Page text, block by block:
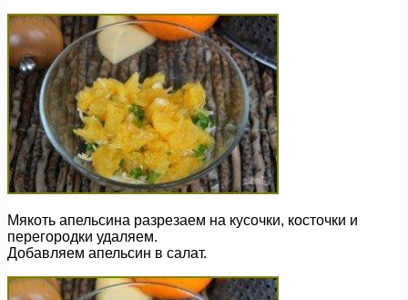
Мякоть апельсина разрезаем на кусочки, косточки и
перегородки удаляем.
Добавляем апельсин в салат.